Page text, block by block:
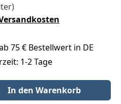
75 € Bestellwert in DE
1-2 Tage
Wert ein oder benutze
In den Warenkorb